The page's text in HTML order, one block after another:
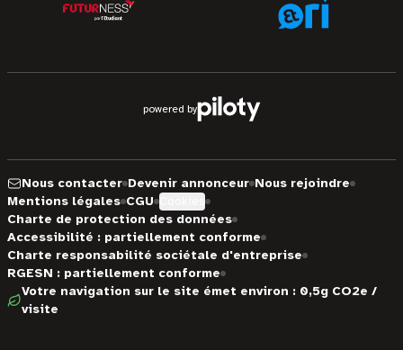
powered by
Nous contacter Devenir annonceur Nous rejoindre
Mentions légales CGU
Charte de protection des données
Accessibilité : partiellement conforme
Charte responsabilité sociétale d'entreprise
RGESN : partiellement conforme
Votre navigation sur le site émet environ : 0,5g CO2e /
visite